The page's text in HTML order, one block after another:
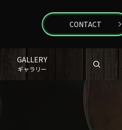
CONTACT
GALLERY
ギャラリー search